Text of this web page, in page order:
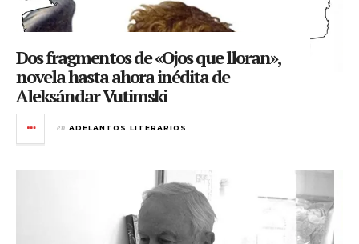
Dos fragmentos de «Ojos que lloran»,
novela hasta ahora inédita de
Aleksándar Vutimski
en ADELANTOS LITERARIOS